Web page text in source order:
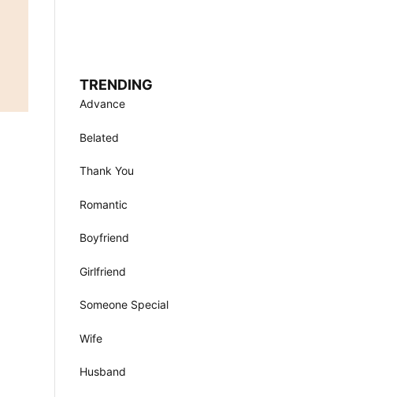
TRENDING
Advance
Belated
Thank You
Romantic
Boyfriend
Girlfriend
Someone Special
Wife
Husband